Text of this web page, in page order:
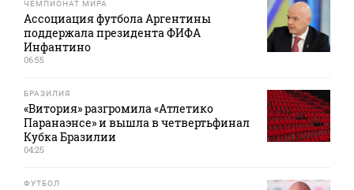
ЧЕМПИОНАТ МИРА
Ассоциация футбола Аргентины
поддержала президента ФИФА
Инфантино
06:55
БРАЗИЛИЯ
«Витория» разгромила «Атлетико
Паранаэнсе» и вышла в четвертьфинал
Кубка Бразилии
04:25
ФУТБОЛ